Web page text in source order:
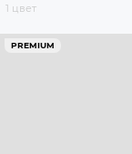
1 цвет
PREMIUM